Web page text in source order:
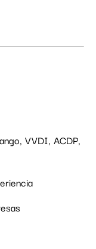
VVDI, ACDP,